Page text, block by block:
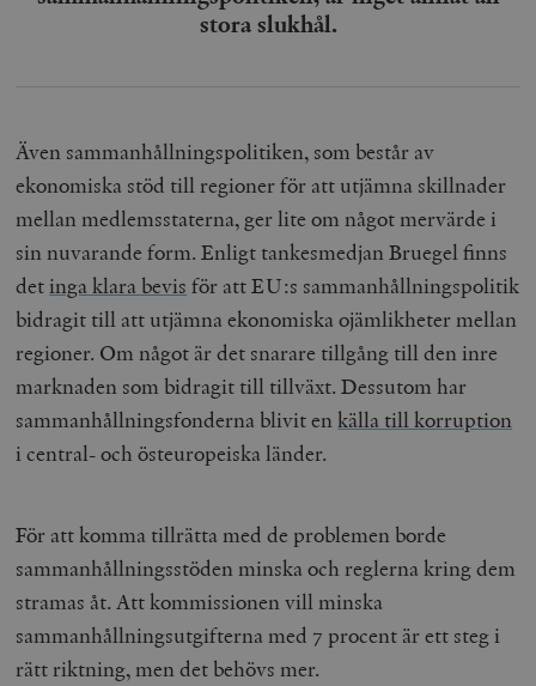
stora slukhål.
Även sammanhållningspolitiken, som består av
ekonomiska stöd till regioner för att utjämna skillnader
mellan medlemsstaterna, ger lite om något mervärde i
sin nuvarande form. Enligt tankesmedjan Bruegel finns
detinga klara bevis för att EU:s sammanhållningspolitik
bidragit till att utjämna ekonomiska ojämlikheter mellan
regioner. Om något är det snarare tillgång till den inre
marknaden som bidragit till tillväxt. Dessutom har
sammanhållningsfonderna blivit enkälla till korruption
i central- och östeuropeiska länder.
För att komma tillrätta med de problemen borde
sammanhållningsstöden minska och reglerna kring dem
stramas åt. Att kommissionen vill minska
sammanhållningsutgifterna med 7 procent är ett steg i
rätt riktning, men det behövs mer.